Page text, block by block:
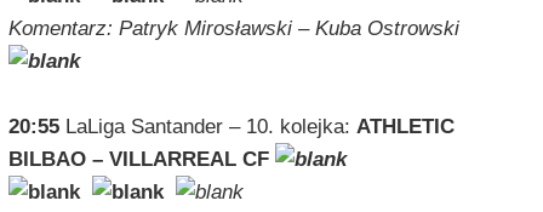
Komentarz: Patryk Mirosławski – Kuba Ostrowski
20:55 LaLiga Santander – 10. kolejka: ATHLETIC
BILBAO – VILLARREAL CF